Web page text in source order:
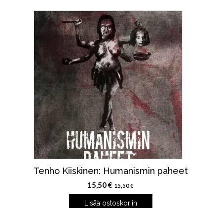
Tenho Kiiskinen: Humanismin paheet
15,50€ 15,50€
Lisää ostoskoriin